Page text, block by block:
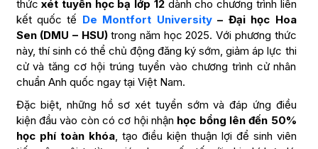
thứcxét tuyển học bạ lớp 12dành cho chương trình liên
kết quốc tế De Montfort University– Đại học Hoa
Sen (DMU – HSU)trong năm học 2025. Với phương thức
này, thí sinh có thể chủ động đăng ký sớm, giảm áp lực thi
cử và tăng cơ hội trúng tuyển vào chương trình cử nhân
chuẩn Anh quốc ngay tại Việt Nam.
Đặc biệt, những hồ sơ xét tuyển sớm và đáp ứng điều
kiện đầu vào còn có cơ hội nhận học bổng lên đến 50%
học phí toàn khóa, tạo điều kiện thuận lợi để sinh viên